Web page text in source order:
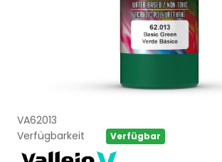
VA62013
Verfügbarkeit
Verfügbar